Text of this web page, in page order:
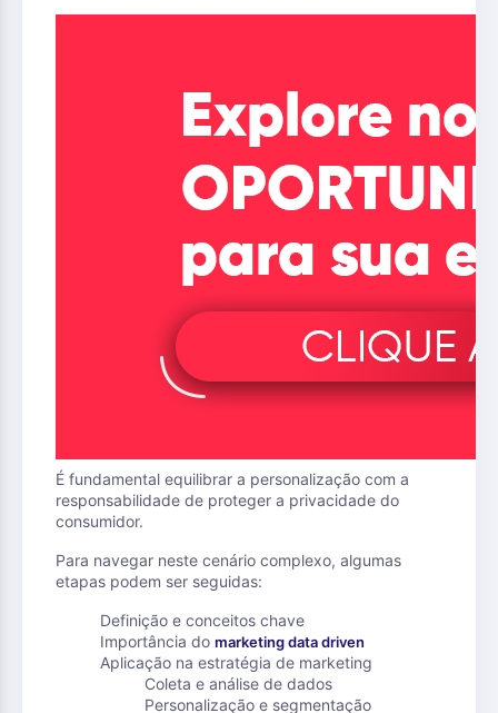
É fundamental equilibrar a personalização com a
responsabilidade de proteger a privacidade do
consumidor.
Para navegar neste cenário complexo, algumas
etapas podem ser seguidas:
Definição e conceitos chave
Importância do marketing data driven
Aplicação na estratégia de marketing
Coleta e análise de dados
Personalização e segmentação